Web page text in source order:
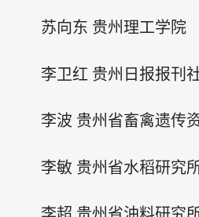
苏向东 贵州理工学院
李卫红 贵州日报报刊
李波 贵州省畜禽遗传
李敏 贵州省水稻研究